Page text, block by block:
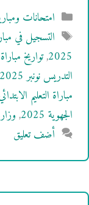
التصنيفات
امتحانات
الوسوم
التسجيل في
2025
,تواريخ
التدريس نونبر 2025
مباراة التعليم
الجهوية 2025
,
أضف تعليق